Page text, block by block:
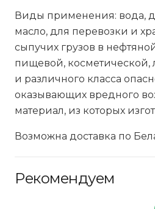
Виды применения: вода,
масло, для перевозки и
сыпучих грузов в
пищевой, косметической,
и различного класса
оказывающих вредного
материал, из которых
Возможна доставка по
Рекомендуем